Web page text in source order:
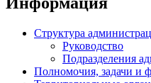
Структура
Руководство
Подразделения
Полномочия, задачи и